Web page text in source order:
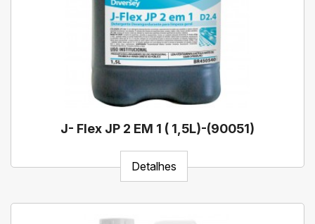
J- Flex JP 2 EM 1 ( 1,5L)-(90051)
Detalhes